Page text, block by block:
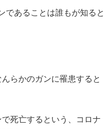
であることは誰もが知ると
らかのガンに罹患すると
死亡するという、コロナ